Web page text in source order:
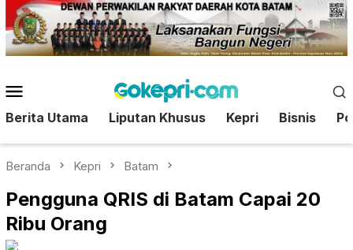
Loncat
ke
konten
Mobile
Berita Utama Liputan Khusus Kepri Bisnis
Beranda Kepri Batam
Pengguna QRIS di Batam Capai 20
Ribu Orang